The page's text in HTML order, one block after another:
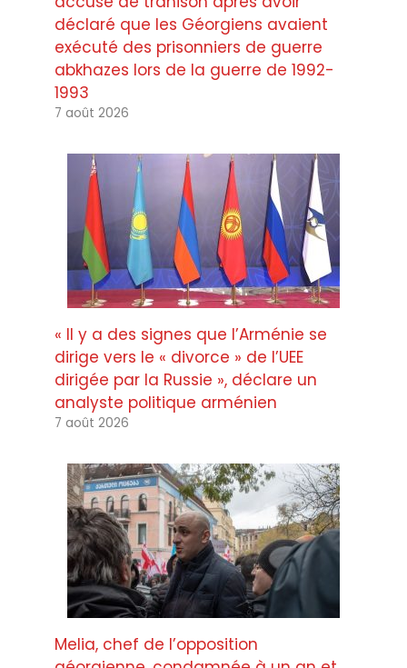
déclaré que les Géorgiens avaient
exécuté des prisonniers de guerre
abkhazes lors de la guerre de 1992-
1993
7 août 2026
« Il y a des signes que l’Arménie se
dirige vers le « divorce » de l’UEE
dirigée par la Russie », déclare un
analyste politique arménien
7 août 2026
Melia, chef de l’opposition